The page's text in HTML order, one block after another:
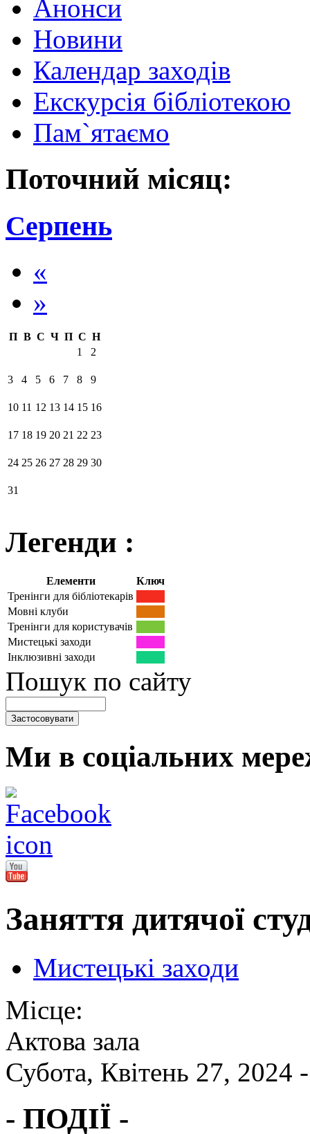
Анонси
Новини
Календар заходів
Екскурсія бібліотекою
Пам`ятаємо
Поточний місяц:
Серпень
«
»
П В С Ч П С Н
1
2
3 4 5 6 7 8 9
10 11 12 13 14 15 16
17 18 19 20 21 22 23
24 25 26 27 28 29 30
31
Легенди :
Елементи
Ключ
Тренінги для бібліотекарів
Мовні клуби
Тренінги для користувачів
Мистецькі заходи
Інклюзивні заходи
Пошук по сайту
Ми в соціальних
Заняття дитячої
Мистецькі заходи
Місце:
Актова зала
Субота, Квітень 27, 2024
- ПОДІЇ -